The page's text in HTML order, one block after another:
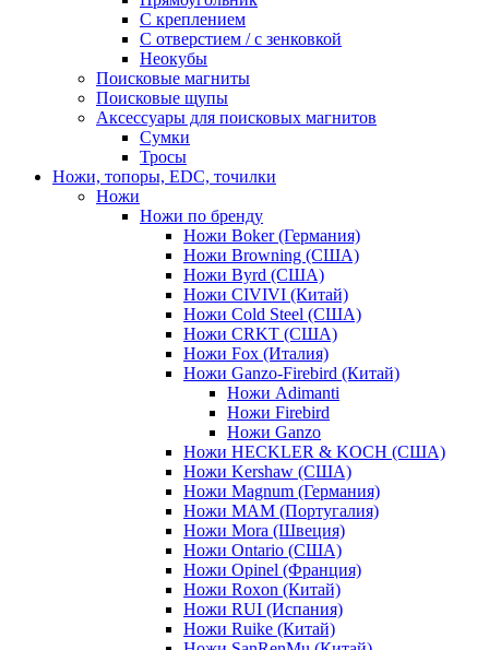
С креплением
С отверстием / с зенковкой
Неокубы
Поисковые магниты
Поисковые щупы
Аксессуары для поисковых магнитов
Сумки
Тросы
Ножи, топоры, EDC, точилки
Ножи
Ножи по бренду
Ножи Boker (Германия)
Ножи Browning (США)
Ножи Byrd (США)
Ножи CIVIVI (Китай)
Ножи Cold Steel (США)
Ножи CRKT (США)
Ножи Fox (Италия)
Ножи Ganzo-Firebird (Китай)
Ножи Adimanti
Ножи Firebird
Ножи Ganzo
Ножи HECKLER & KOCH (США)
Ножи Kershaw (США)
Ножи Magnum (Германия)
Ножи MAM (Португалия)
Ножи Mora (Швеция)
Ножи Ontario (США)
Ножи Opinel (Франция)
Ножи Roxon (Китай)
Ножи RUI (Испания)
Ножи Ruike (Китай)